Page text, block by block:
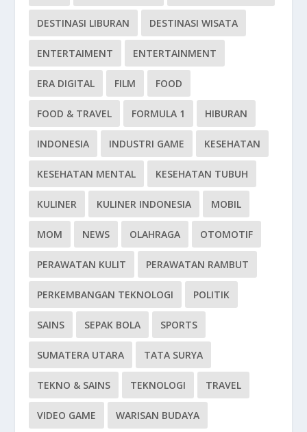
DESTINASI LIBURAN DESTINASI WISATA
ENTERTAIMENT ENTERTAINMENT
ERA DIGITAL FILM FOOD
FOOD & TRAVEL FORMULA 1 HIBURAN
INDONESIA INDUSTRI GAME KESEHATAN
KESEHATAN MENTAL KESEHATAN TUBUH
KULINER KULINER INDONESIA MOBIL
MOM NEWS OLAHRAGA OTOMOTIF
PERAWATAN KULIT PERAWATAN RAMBUT
PERKEMBANGAN TEKNOLOGI POLITIK
SAINS SEPAK BOLA SPORTS
SUMATERA UTARA TATA SURYA
TEKNO & SAINS TEKNOLOGI TRAVEL
VIDEO GAME WARISAN BUDAYA